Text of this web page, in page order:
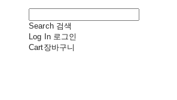
Search 검색
Log In 로그인
Cart장바구니